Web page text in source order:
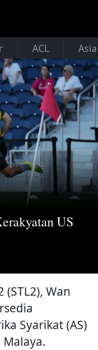
ACL
US
Wan
Syarikat (AS)